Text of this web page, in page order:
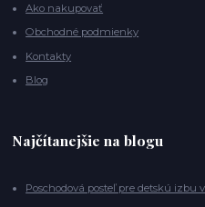
Ako nakupovať
Obchodné podmienky
Kontakty
Blog
Najčítanejšie na blogu
Poschodová posteľ pre detskú